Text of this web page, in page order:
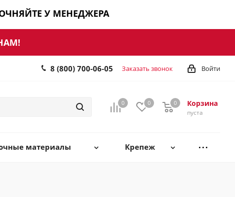
У МЕНЕДЖЕРА
Войти
8 (800) 700-06-05 Заказать звонок
0 0 Корзина
0
пуста
0
материалы Крепеж